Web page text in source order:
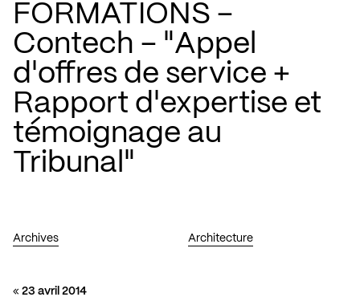
FORMATIONS –
Contech – "Appel
d'offres de service +
Rapport d'expertise et
témoignage au
Tribunal"
Archives Architecture
« 23 avril 2014